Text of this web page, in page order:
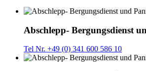
Abschlepp- Bergungsdienst
Tel Nr. +49 (0) 341 600 586 10